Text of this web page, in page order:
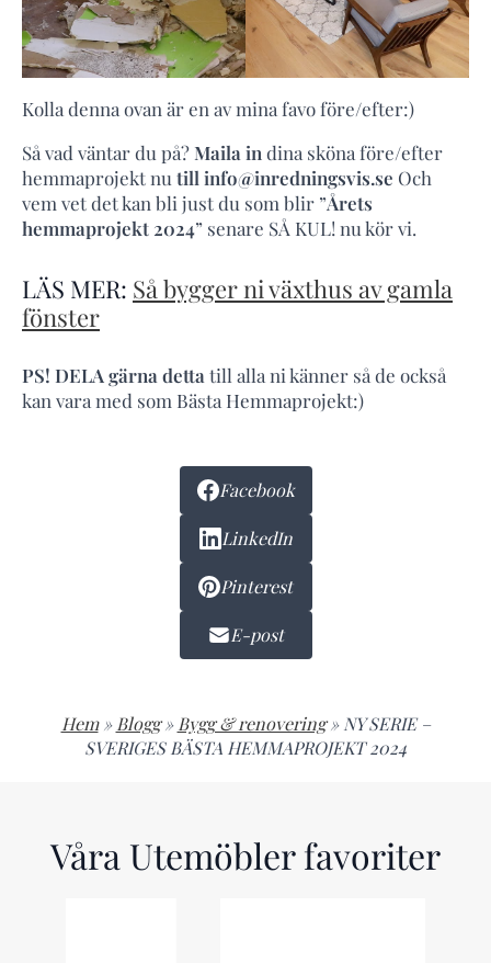
Kolla denna ovan är en av mina favo före/efter:)
Så vad väntar du på?Maila indina sköna före/efter
hemmaprojekt nutill info@inredningsvis.se Och
vem vet det kan bli just du som blir ”Årets
hemmaprojekt 2024” senare SÅ KUL! nu kör vi.
LÄS MER: Så bygger ni växthus av gamla
fönster
PS! DELA gärna detta till alla ni känner så de också
kan vara med som Bästa Hemmaprojekt:)
Facebook
LinkedIn
Pinterest
E-post
Hem » Blogg » Bygg & renovering » NY SERIE –
SVERIGES BÄSTA HEMMAPROJEKT 2024
Våra Utemöbler favoriter